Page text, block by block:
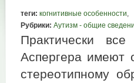
теги: когнитивные особенности
Рубрики: Аутизм - общие
Практически
Аспергера имеют
стереотипному